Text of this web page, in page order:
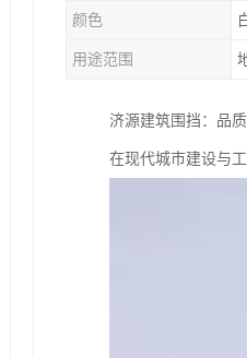
颜色
用途范围
济源建筑围挡：品
在现代城市建设与